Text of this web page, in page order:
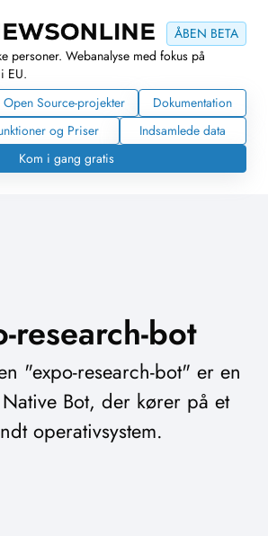
ÅBEN BETA
personer. Webanalyse med fokus på
EU.
Open Source-projekter
Dokumentation
og Priser
Indsamlede data
Kom i gang gratis
research-bot
"expo-research-bot" er en
Native Bot, der kører på et
operativsystem.